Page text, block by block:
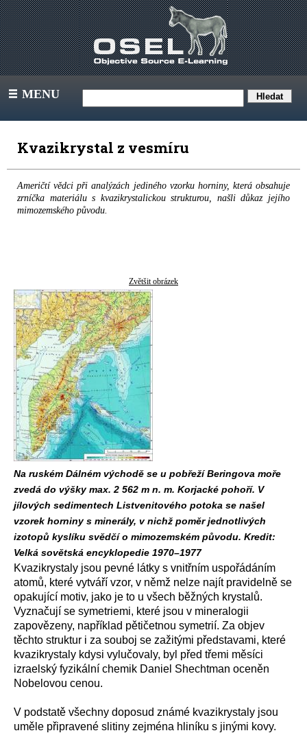
III MENU
Kvazikrystal z vesmíru
Američtí vědci při analýzách jediného vzorku horniny, která obsahuje
zrníčka materiálu s kvazikrystalickou strukturou, našli důkaz jejího
mimozemského původu.
Zvětšit obrázek
Na ruském Dálném východě se u pobřeží Beringova moře
zvedá do výšky max. 2 562 m n. m. Korjacké pohoří. V
jílových sedimentech Listvenitového potoka se našel
vzorek horniny s minerály, v nichž poměr jednotlivých
izotopů kyslíku svědčí o mimozemském původu. Kredit:
Velká sovětská encyklopedie 1970–1977
Kvazikrystaly jsou pevné látky s vnitřním uspořádáním
atomů, které vytváří vzor, v němž nelze najít pravidelně se
opakující motiv, jako je to u všech běžných krystalů.
Vyznačují se symetriemi, které jsou v mineralogii
zapovězeny, například pětičetnou symetrií. Za objev
těchto struktur i za souboj se zažitými představami, které
kvazikrystaly kdysi vylučovaly, byl před třemi měsíci
izraelský fyzikální chemik Daniel Shechtman oceněn
Nobelovou cenou.
V podstatě všechny doposud známé kvazikrystaly jsou
uměle připravené slitiny zejména hliníku s jinými kovy.